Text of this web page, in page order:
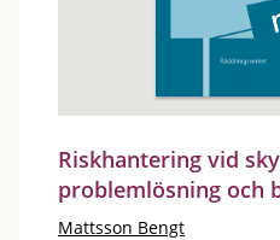
Riskhantering vid
problemlösning och
Mattsson Bengt